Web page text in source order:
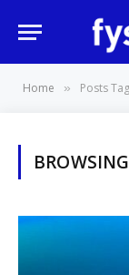
Home » Posts